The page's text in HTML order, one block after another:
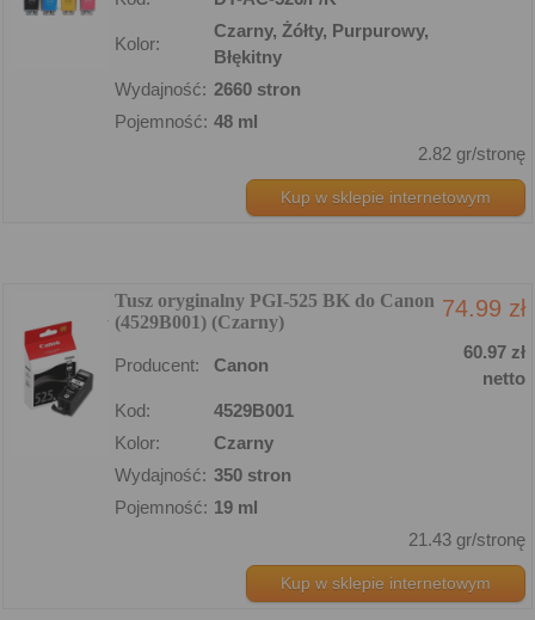
Kolor:
Czarny, Żółty, Purpurowy,
Błękitny
Wydajność: 2660 stron
Pojemność: 48 ml
2.82 gr/stronę
Kup w sklepie internetowym
Tusz oryginalny PGI-525 BK do Canon
(4529B001) (Czarny)
74.99 zł
Producent: Canon
60.97 zł
netto
Kod:
4529B001
Kolor:
Czarny
Wydajność: 350 stron
Pojemność: 19 ml
21.43 gr/stronę
Kup w sklepie internetowym